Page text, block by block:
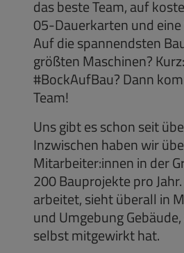
das beste Team, auf
05-Dauerkarten und
Auf die spannendsten
größten Maschinen?
#BockAufBau? Dann
Team!
Uns gibt es schon seit
Inzwischen haben wir
Mitarbeiter:innen in der
200 Bauprojekte pro
arbeitet, sieht überall in
und Umgebung
selbst mitgewirkt hat.